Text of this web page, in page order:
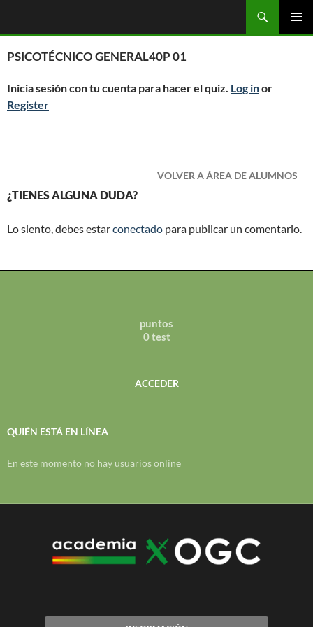
contenido
MENÚ
PSICOTÉCNICO GENERAL40P 01
Inicia sesión con tu cuenta para hacer el quiz. Log inor
Register
VOLVER A ÁREA DE ALUMNOS
¿TIENES ALGUNA DUDA?
Lo siento, debes estarconectado para publicar un comentario.
puntos
0 test
ACCEDER
QUIÉN ESTÁ EN LÍNEA
En este momento no hay usuarios online